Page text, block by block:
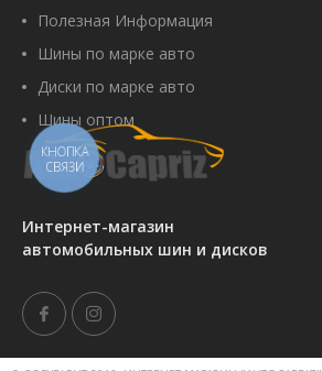
159A8/159B TL
Артикул:
Артикул:00014399
Интернет-магазин
автомобильных шин и дисков
Полезная Информация
Шины по марке авто
Диски по марке авто
Шины оптом
КНОПКА
СВЯЗИ